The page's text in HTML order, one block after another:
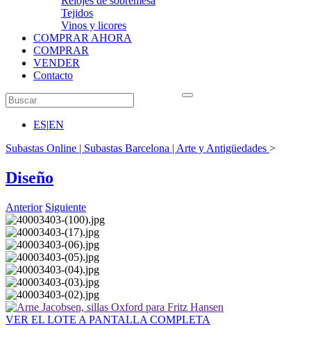
Tejidos
Vinos y licores
COMPRAR AHORA
COMPRAR
VENDER
Contacto
ES|EN
Subastas Online | Subastas Barcelona | Arte y Antigüedades >
Diseño
Anterior Siguiente
VER EL LOTE A PANTALLA COMPLETA